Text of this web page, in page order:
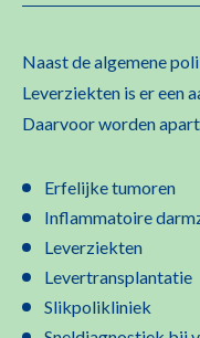
Naast de algemene
Leverziekten is er een
Daarvoor worden
Erfelijke tumoren
Inflammatoire
Leverziekten
Levertransplantatie
Slikpolikliniek